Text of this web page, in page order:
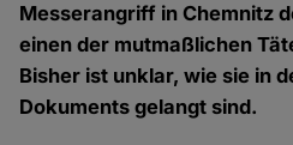
Messerangriff in Chemnitz
einen der mutmaßlichen
Bisher ist unklar, wie sie in
Dokuments gelangt sind.